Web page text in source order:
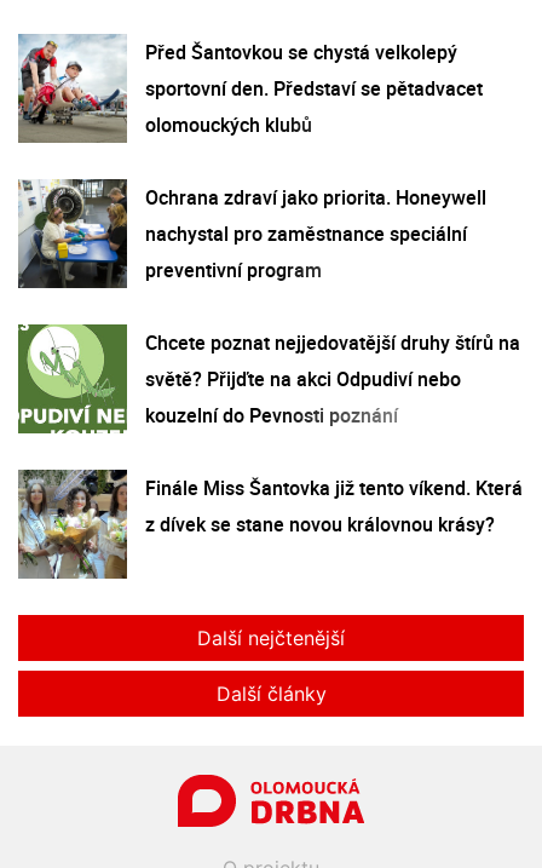
Před Šantovkou se chystá velkolepý
sportovní den. Představí se pětadvacet
olomouckých klubů
Ochrana zdraví jako priorita. Honeywell
nachystal pro zaměstnance speciální
preventivní program
Chcete poznat nejjedovatější druhy štírů na
světě? Přijďte na akci Odpudiví nebo
kouzelní do Pevnosti poznání
Finále Miss Šantovka již tento víkend. Která
z dívek se stane novou královnou krásy?
Další nejčtenější
Další články